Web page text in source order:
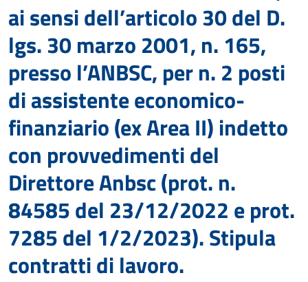
ai sensi dell’articolo 30 del D.
lgs. 30 marzo 2001, n. 165,
presso l’ANBSC, per n. 2 posti
di assistente economico-
finanziario (ex Area II) indetto
con provvedimenti del
Direttore Anbsc (prot. n.
84585 del 23/12/2022 e prot.
7285 del 1/2/2023). Stipula
contratti di lavoro.